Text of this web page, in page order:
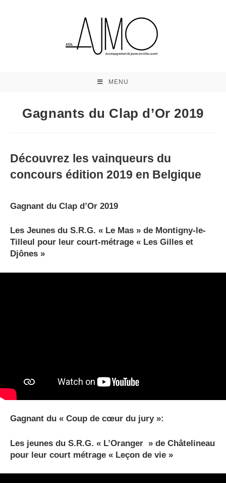
MENU
Gagnants du Clap d’Or 2019
Découvrez les vainqueurs du
concours édition 2019 en Belgique
Gagnant du Clap d’Or 2019
Les Jeunes du S.R.G. « Le Mas » de Montigny-le-
Tilleul pour leur court-métrage « Les Gilles et
Djônes »
Gagnant du « Coup de cœur du jury »:
Les jeunes du S.R.G. « L’Oranger » de Châtelineau
pour leur court métrage « Leçon de vie »